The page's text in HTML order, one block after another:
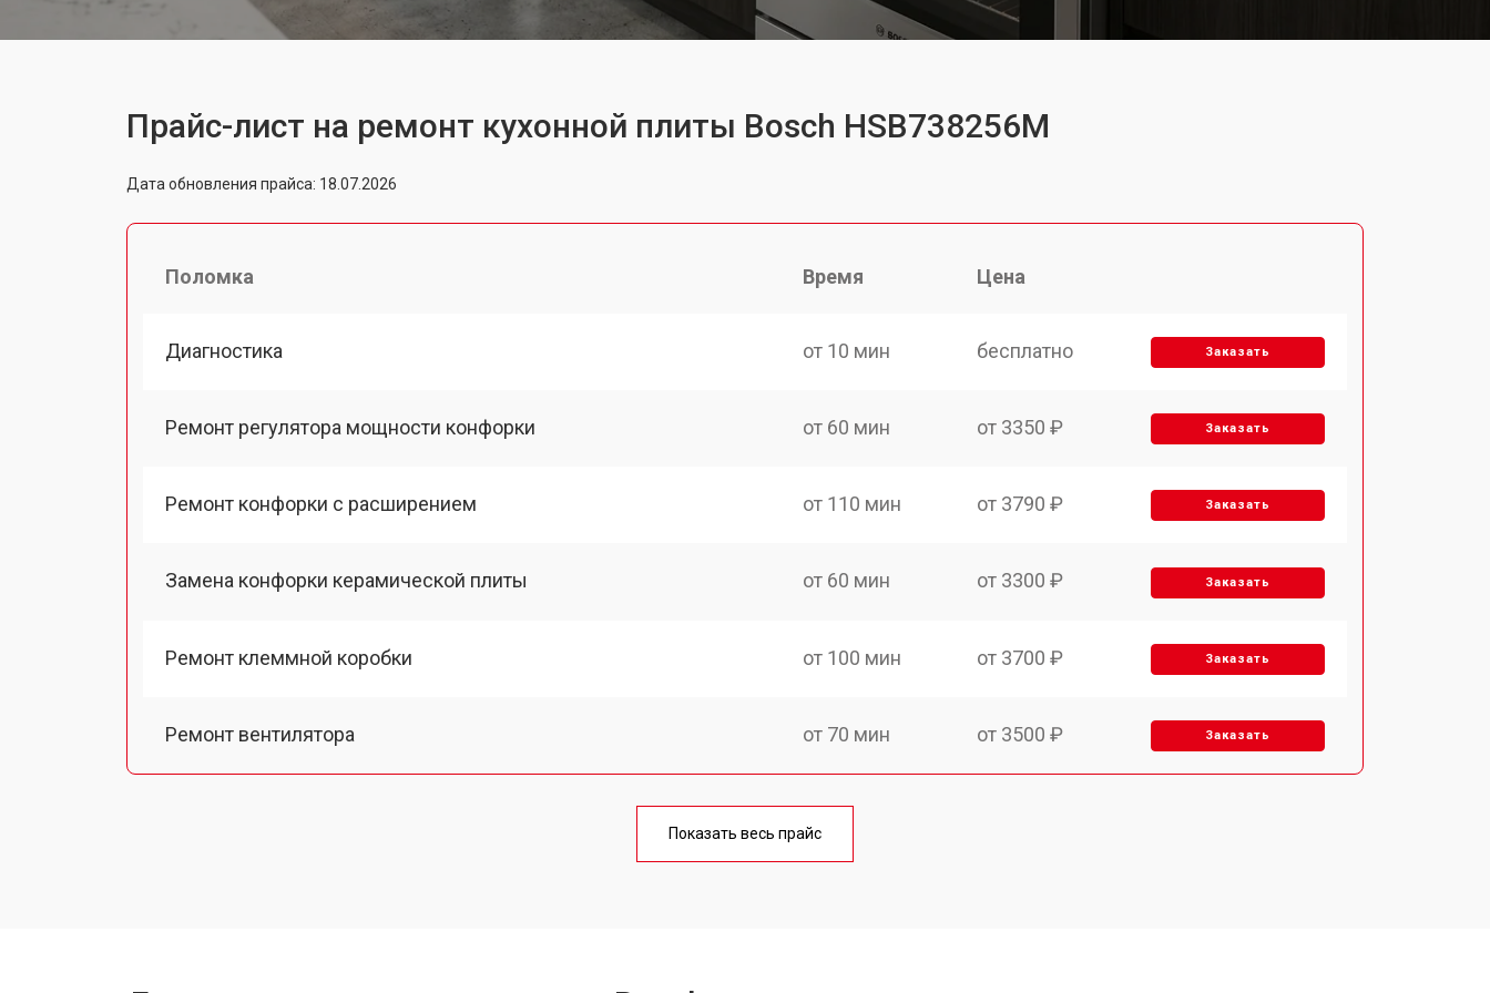
Прайс-лист на ремонт кухонной плиты Bosch HSB738256M
Дата обновления прайса: 18.07.2026
Поломка Время Цена
Диагностика от 10 мин бесплатно Заказать
Ремонт регулятора мощности конфорки от 60 мин от 3350 ₽ Заказать
Ремонт конфорки с расширением от 110 мин от 3790 ₽ Заказать
Замена конфорки керамической плиты от 60 мин от 3300 ₽ Заказать
Ремонт клеммной коробки от 100 мин от 3700 ₽ Заказать
Ремонт вентилятора от 70 мин от 3500 ₽ Заказать
от 120 мин
Показать весь прайс